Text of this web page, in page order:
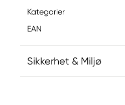
Kategorier
EAN
Sikkerhet & Miljø